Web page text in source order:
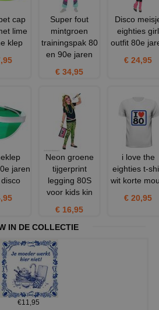
cap
lime
klep
Super fout
mintgroen
trainingspak 80
en 90e jaren
€ 34,95
Disco
eighties girl
outfit 80e
€ 24,95
jaren
Neon groene
tijgerprint
legging 80S
voor kids kin
€ 16,95
i love the
eighties t-
wit korte
€ 20,95
IN DE COLLECTIE
€11,95